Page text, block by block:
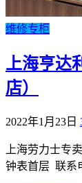
维修专柜
上海亨达
店）
2022年1月23日
上海劳力士专
钟表首层 联系